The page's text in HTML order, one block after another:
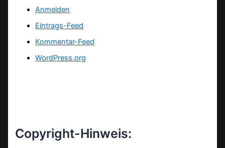
Anmelden
Eintrags-Feed
Kommentar-Feed
WordPress.org
Copyright-Hinweis: